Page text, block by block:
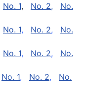
No. 1, No. 2,
No.
No. 1, No. 2, No.
No. 1, No. 2, No.
No. 1, No. 2, No.